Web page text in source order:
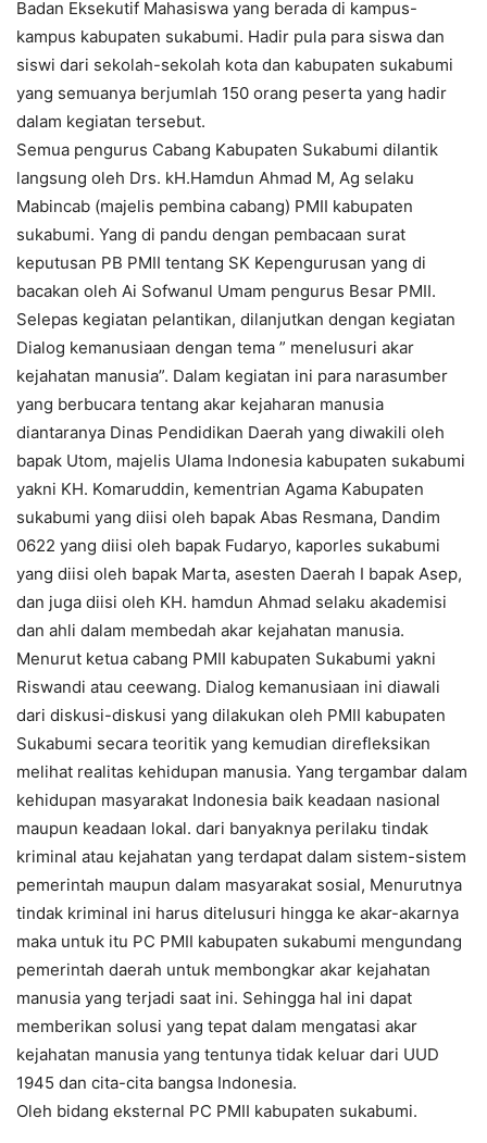
Badan Eksekutif Mahasiswa yang berada di kampus-
kampus kabupaten sukabumi. Hadir pula para siswa dan
siswi dari sekolah-sekolah kota dan kabupaten sukabumi
yang semuanya berjumlah 150 orang peserta yang hadir
dalam kegiatan tersebut.
Semua pengurus Cabang Kabupaten Sukabumi dilantik
langsung oleh Drs. kH.Hamdun Ahmad M, Ag selaku
Mabincab (majelis pembina cabang) PMII kabupaten
sukabumi. Yang di pandu dengan pembacaan surat
keputusan PB PMII tentang SK Kepengurusan yang di
bacakan oleh Ai Sofwanul Umam pengurus Besar PMII.
Selepas kegiatan pelantikan, dilanjutkan dengan kegiatan
Dialog kemanusiaan dengan tema ” menelusuri akar
kejahatan manusia”. Dalam kegiatan ini para narasumber
yang berbucara tentang akar kejaharan manusia
diantaranya Dinas Pendidikan Daerah yang diwakili oleh
bapak Utom, majelis Ulama Indonesia kabupaten sukabumi
yakni KH. Komaruddin, kementrian Agama Kabupaten
sukabumi yang diisi oleh bapak Abas Resmana, Dandim
0622 yang diisi oleh bapak Fudaryo, kaporles sukabumi
yang diisi oleh bapak Marta, asesten Daerah I bapak Asep,
dan juga diisi oleh KH. hamdun Ahmad selaku akademisi
dan ahli dalam membedah akar kejahatan manusia.
Menurut ketua cabang PMII kabupaten Sukabumi yakni
Riswandi atau ceewang. Dialog kemanusiaan ini diawali
dari diskusi-diskusi yang dilakukan oleh PMII kabupaten
Sukabumi secara teoritik yang kemudian direfleksikan
melihat realitas kehidupan manusia. Yang tergambar dalam
kehidupan masyarakat Indonesia baik keadaan nasional
maupun keadaan lokal. dari banyaknya perilaku tindak
kriminal atau kejahatan yang terdapat dalam sistem-sistem
pemerintah maupun dalam masyarakat sosial, Menurutnya
tindak kriminal ini harus ditelusuri hingga ke akar-akarnya
maka untuk itu PC PMII kabupaten sukabumi mengundang
pemerintah daerah untuk membongkar akar kejahatan
manusia yang terjadi saat ini. Sehingga hal ini dapat
memberikan solusi yang tepat dalam mengatasi akar
kejahatan manusia yang tentunya tidak keluar dari UUD
1945 dan cita-cita bangsa Indonesia.
Oleh bidang eksternal PC PMII kabupaten sukabumi.